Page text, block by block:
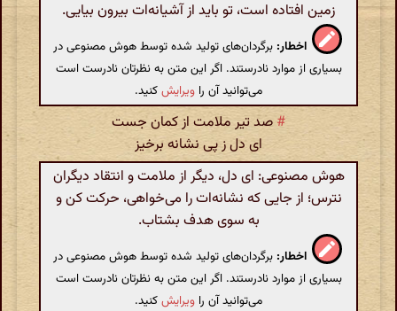
زمین افتاده است، تو باید از آشیانه‌ات بیرون بیایی.
اخطار: برگردان‌های تولید شده توسط هوش مصنوعی در
بسیاری از موارد نادرستند. اگر این متن به نظرتان نادرست است
می‌توانید آن را ویرایشکنید.
# صد تیر ملامت از کمان جست
ای دل ز پی نشانه برخیز
هوش مصنوعی: ای دل، دیگر از ملامت و انتقاد دیگران
نترس؛ از جایی که نشانه‌ات را می‌خواهی، حرکت کن و
به سوی هدف بشتاب.
اخطار: برگردان‌های تولید شده توسط هوش مصنوعی در
بسیاری از موارد نادرستند. اگر این متن به نظرتان نادرست است
می‌توانید آن را ویرایشکنید.